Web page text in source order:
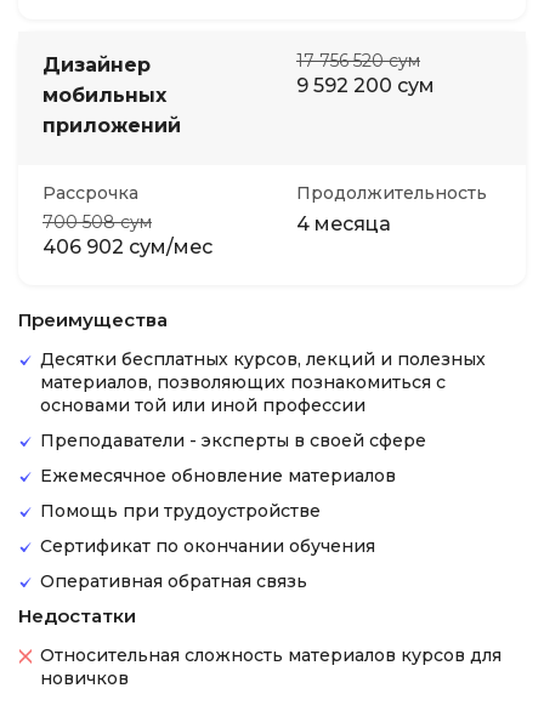
Дизайнер
мобильных
приложений
17 756 520 сум
9 592 200 сум
Рассрочка
700 508 сум
406 902 сум/мес
Продолжительность
4 месяца
Преимущества
Десятки бесплатных курсов, лекций и полезных
материалов, позволяющих познакомиться с
основами той или иной профессии
Преподаватели - эксперты в своей сфере
Ежемесячное обновление материалов
Помощь при трудоустройстве
Сертификат по окончании обучения
Оперативная обратная связь
Недостатки
Относительная сложность материалов курсов для
новичков